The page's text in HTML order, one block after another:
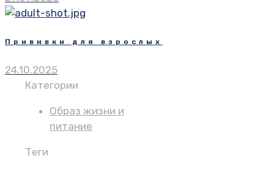
Прививки для взрослых
24.10.2025
Категории
Образ жизни и
питание
Теги